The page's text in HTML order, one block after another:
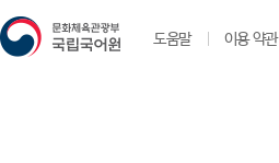
도움말 이용 약관